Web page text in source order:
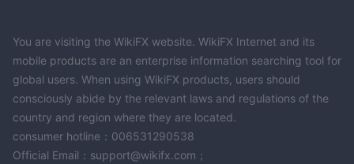
You are visiting the WikiFX website. WikiFX Internet and its
mobile products are an enterprise information searching tool for
global users. When using WikiFX products, users should
consciously abide by the relevant laws and regulations of the
country and region where they are located.
consumer hotline：006531290538
Official Email：support@wikifx.com；